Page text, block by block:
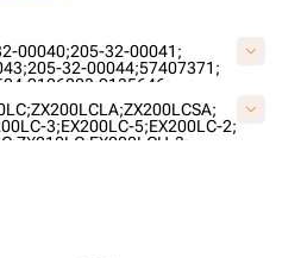
00040;205-32-00041;
205-32-00044;57407371;
9126223;9135646;
AT214386;
H2542312;JRA0417;
P2542312H;SI718/49;
ZX200LCLA;ZX200LCSA;
3;EX200LC-5;EX200LC-2;
ZX210LC;EX200LCH-3;